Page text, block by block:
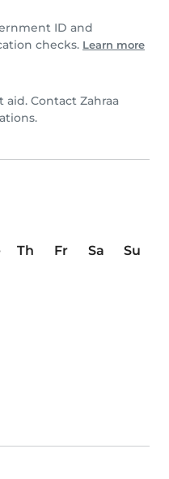
ID and
checks. Learn more
aid. Contact Zahraa
Th Fr Sa
Su